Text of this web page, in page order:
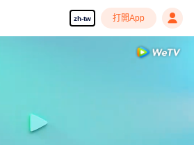
zh-tw 打開App